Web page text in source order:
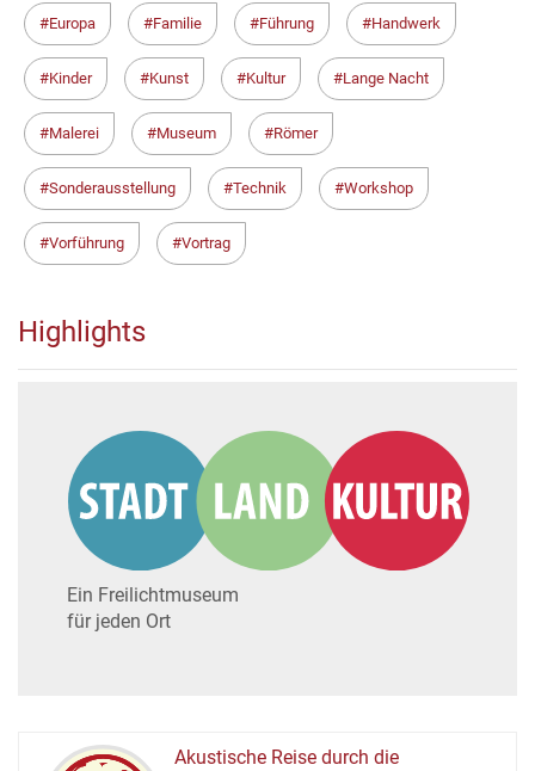
Europa Familie Führung Handwerk
Kinder Kunst Kultur Lange Nacht
Malerei Museum Römer
Sonderausstellung Technik Workshop
Vorführung Vortrag
Highlights
Ein Freilichtmuseum
für jeden Ort
Akustische Reise durch die